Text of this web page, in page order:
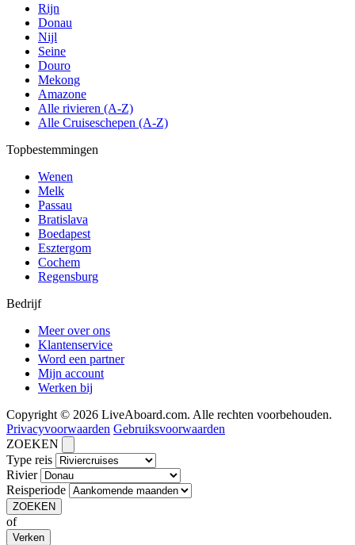
Rijn
Donau
Nijl
Seine
Douro
Mekong
Amazone
Alle rivieren (A-Z)
Alle Cruiseschepen (A-Z)
Topbestemmingen
Wenen
Melk
Passau
Bratislava
Boedapest
Esztergom
Cochem
Regensburg
Bedrijf
Meer over ons
Klantenservice
Word een partner
Mijn account
Werken bij
Copyright © 2026 LiveAboard.com. Alle rechten voorbehouden.
Privacyvoorwaarden Gebruiksvoorwaarden
ZOEKEN
Type reis
Rivier
Reisperiode
ZOEKEN
of
Verken